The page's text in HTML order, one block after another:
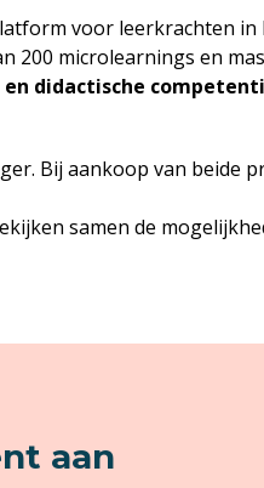
voor leerkrachten in
200 microlearnings en
didactische
Bij aankoop van beide
samen de
aan